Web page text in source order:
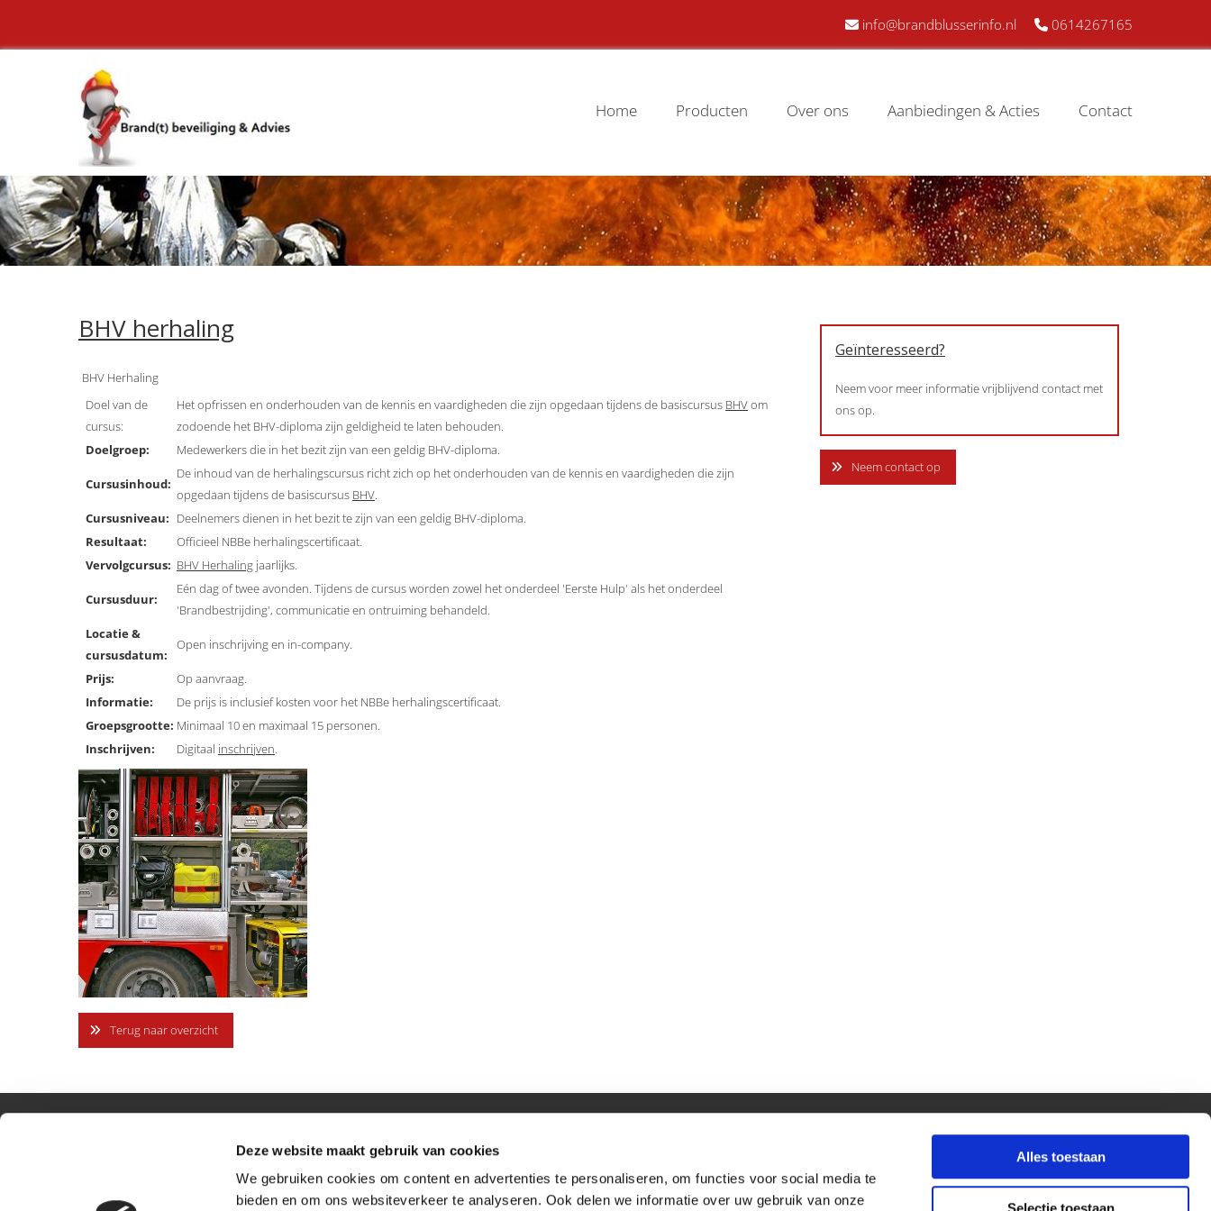
Deze website maakt gebruik van cookies
We gebruiken cookies om content en advertenties te personaliseren, om functies voor social media te
bieden en om ons websiteverkeer te analyseren. Ook delen we informatie over uw gebruik van onze
Alles toestaan
Selectie toestaan
 info@brandblusserinfo.nl  0614267165
Home Producten Over ons Aanbiedingen & Acties Contact
BHV herhaling
BHV Herhaling
Doel van de
cursus:
Het opfrissen en onderhouden van de kennis en vaardigheden die zijn opgedaan tijdens de basiscursus BHVom
zodoende het BHV-diploma zijn geldigheid te laten behouden.
Doelgroep:
Medewerkers die in het bezit zijn van een geldig BHV-diploma.
Cursusinhoud:
De inhoud van de herhalingscursus richt zich op het onderhouden van de kennis en vaardigheden die zijn
opgedaan tijdens de basiscursus BHV.
Cursusniveau: Deelnemers dienen in het bezit te zijn van een geldig BHV-diploma.
Resultaat:
Officieel NBBe herhalingscertificaat.
Vervolgcursus: BHV Herhaling jaarlijks.
Cursusduur:
Eén dag of twee avonden. Tijdens de cursus worden zowel het onderdeel 'Eerste Hulp' als het onderdeel
'Brandbestrijding', communicatie en ontruiming behandeld.
Locatie &
cursusdatum:
Open inschrijving en in-company.
Prijs:
Op aanvraag.
Informatie:
De prijs is inclusief kosten voor het NBBe herhalingscertificaat.
Groepsgrootte: Minimaal 10 en maximaal 15 personen.
Inschrijven:
Digitaal inschrijven.
Terug naar overzicht
Geïnteresseerd?
Neem voor meer informatie vrijblijvend contact met
ons op.
Neem contact op
5706WT Helmond
Brand(t)beveiliging & Advies
Disclaimer-Algemene voorwaarden